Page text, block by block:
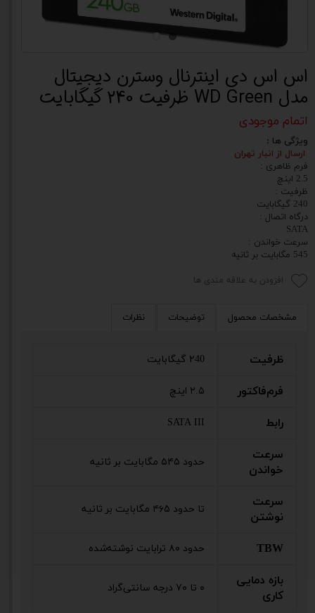
اس اس دی اینترنال وسترن دیجیتال
مدل WD Green ظرفیت 240 گیگابایت
اتمام موجودی
ویژگی ها :
ارسال از انبار تهران
فرم ظاهری :
2.5 اینچ
ظرفیت :
240 گیگابایت
درگاه اتصال :
SATA
سرعت خواندن :
545 مگابایت بر ثانیه
افزودن به علاقه مندی ها
مشخصات محصول توضیحات نظرات
ظرفیت ۲40 گیگابایت
فرم‌فاکتور ۲.۵ اینچ
رابط SATA III
سرعت
خواندن
حدود ۵۴۵ مگابایت بر ثانیه
سرعت
نوشتن
تا حدود ۴۶۵ مگابایت بر ثانیه
TBW حدود ۸۰ ترابایت نوشته‌شده
بازه دمایی
کاری
۰ تا ۷۰ درجه سانتی‌گراد